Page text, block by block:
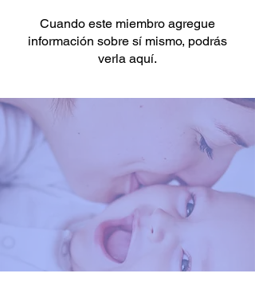
Cuando este miembro agregue
información sobre sí mismo, podrás
verla aquí.